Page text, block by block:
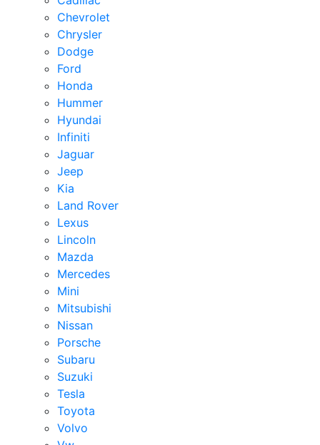
Chevrolet
Chrysler
Dodge
Ford
Honda
Hummer
Hyundai
Infiniti
Jaguar
Jeep
Kia
Land Rover
Lexus
Lincoln
Mazda
Mercedes
Mini
Mitsubishi
Nissan
Porsche
Subaru
Suzuki
Tesla
Toyota
Volvo